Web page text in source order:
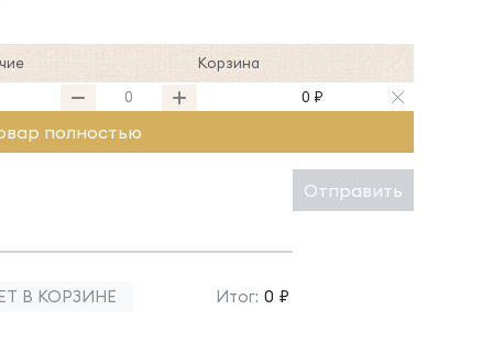
Корзина
0 ₽
полностью
Отправить
В КОРЗИНЕ Итог: 0 ₽